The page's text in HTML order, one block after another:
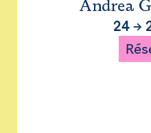
Andrea
24→